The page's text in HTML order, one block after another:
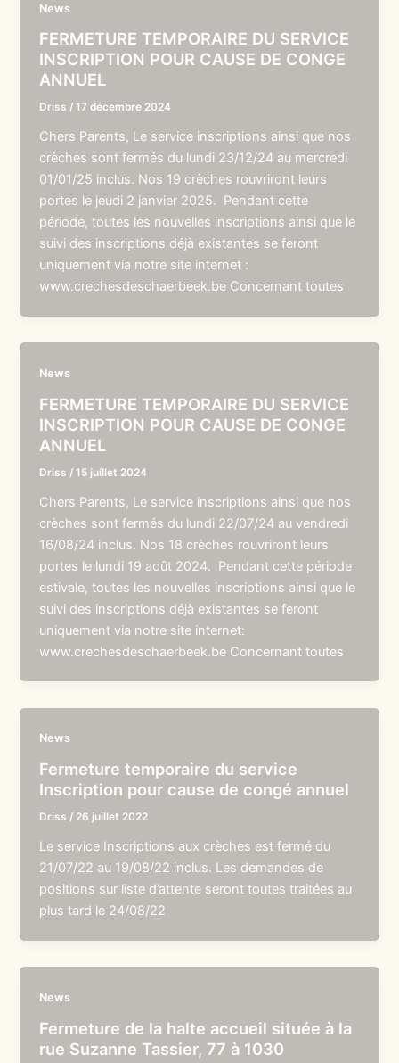
News
FERMETURE TEMPORAIRE DU SERVICE
INSCRIPTION POUR CAUSE DE CONGE
ANNUEL
Driss /17 décembre 2024
Chers Parents, Le service inscriptions ainsi que nos
crèches sont fermés du lundi 23/12/24 au mercredi
01/01/25 inclus. Nos 19 crèches rouvriront leurs
portes le jeudi 2 janvier 2025. Pendant cette
période, toutes les nouvelles inscriptions ainsi que le
suivi des inscriptions déjà existantes se feront
uniquement via notre site internet :
www.crechesdeschaerbeek.be Concernant toutes
News
FERMETURE TEMPORAIRE DU SERVICE
INSCRIPTION POUR CAUSE DE CONGE
ANNUEL
Driss /15 juillet 2024
Chers Parents, Le service inscriptions ainsi que nos
crèches sont fermés du lundi 22/07/24 au vendredi
16/08/24 inclus. Nos 18 crèches rouvriront leurs
portes le lundi 19 août 2024. Pendant cette période
estivale, toutes les nouvelles inscriptions ainsi que le
suivi des inscriptions déjà existantes se feront
uniquement via notre site internet:
www.crechesdeschaerbeek.be Concernant toutes
News
Fermeture temporaire du service
Inscription pour cause de congé annuel
Driss / 26 juillet 2022
Le service Inscriptions aux crèches est fermé du
21/07/22 au 19/08/22 inclus. Les demandes de
positions sur liste d’attente seront toutes traitées au
plus tard le 24/08/22
News
Fermeture de la halte accueil située à la
rue Suzanne Tassier, 77 à 1030